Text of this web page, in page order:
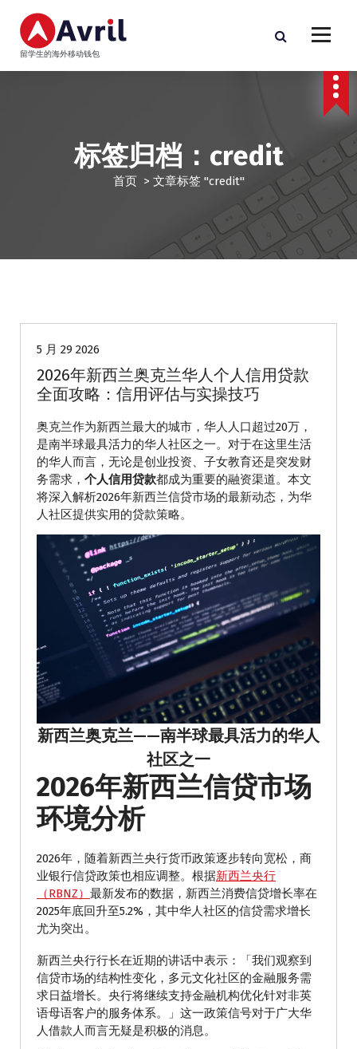
留学生的海外移动钱包
标签归档：credit
首页> 文章标签 "credit"
5 月 29 2026
2026年新西兰奥克兰华人个人信用贷款
全面攻略：信用评估与实操技巧
奥克兰作为新西兰最大的城市，华人人口超过20万，
是南半球最具活力的华人社区之一。对于在这里生活
的华人而言，无论是创业投资、子女教育还是突发财
务需求， 个人信用贷款都成为重要的融资渠道。本文
将深入解析2026年新西兰信贷市场的最新动态，为华
人社区提供实用的贷款策略。
新西兰奥克兰——南半球最具活力的华人
社区之一
2026年新西兰信贷市场
环境分析
2026年，随着新西兰央行货币政策逐步转向宽松，商
业银行信贷政策也相应调整。根据新西兰央行
（RBNZ） 最新发布的数据，新西兰消费信贷增长率在
2025年底回升至5.2%，其中华人社区的信贷需求增长
尤为突出。
新西兰央行行长在近期的讲话中表示：「我们观察到
信贷市场的结构性变化，多元文化社区的金融服务需
求日益增长。央行将继续支持金融机构优化针对非英
语母语客户的服务体系。」这一政策信号对于广大华
人借款人而言无疑是积极的消息。